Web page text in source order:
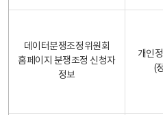
데이터분쟁조정위원회
홈페이지 분쟁조정 신청자
정보
개인
(